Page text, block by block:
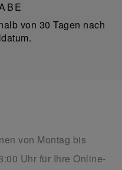
von 30 Tagen nach
von Montag bis
Uhr für Ihre Online-